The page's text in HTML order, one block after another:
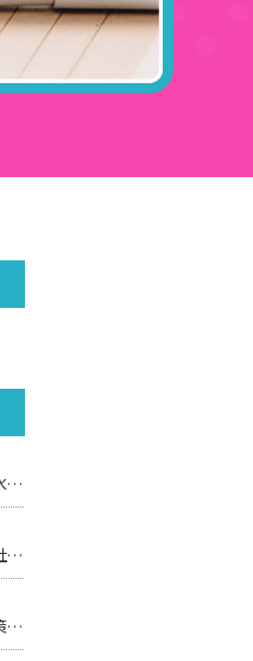
「有田市の家屋を守るための防水対策：株式会社水間の専門技術」
「海南市での家屋保護：株式会社水間による雨漏り防止と防水対策」
「海南市の住まいを守る防水対策：株式会社水間のプロフェッショナルサービス」